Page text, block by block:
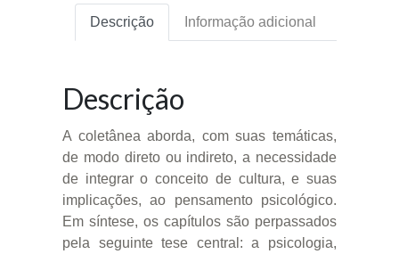
Descrição Informação adicional
Descrição
A coletânea aborda, com suas temáticas,
de modo direto ou indireto, a necessidade
de integrar o conceito de cultura, e suas
implicações, ao pensamento psicológico.
Em síntese, os capítulos são perpassados
pela seguinte tese central: a psicologia,